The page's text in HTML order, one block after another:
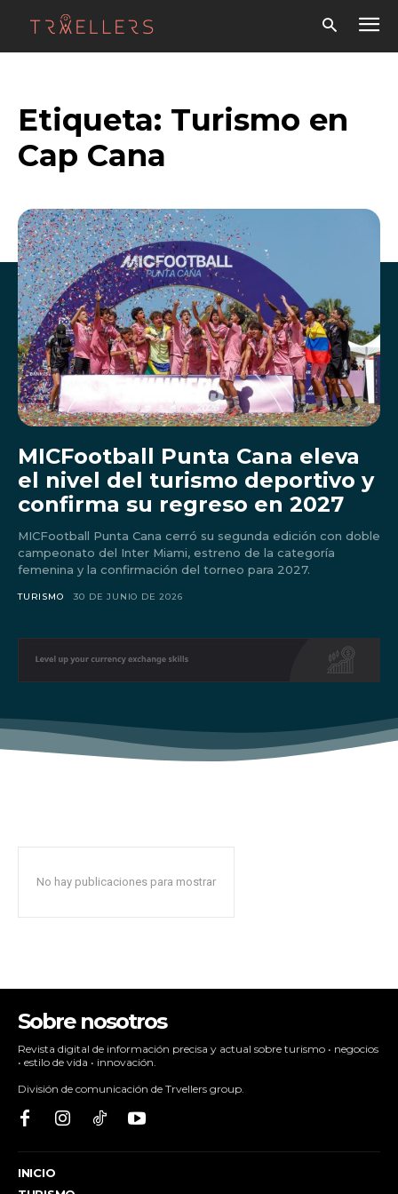
Don't miss
out!
Etiqueta: Turismo en
Cap Cana
MICFootball Punta Cana eleva
el nivel del turismo deportivo y
confirma su regreso en 2027
MICFootball Punta Cana cerró su segunda edición con doble
campeonato del Inter Miami, estreno de la categoría
femenina y la confirmación del torneo para 2027.
TURISMO 30 DE JUNIO DE 2026
No hay publicaciones para mostrar
Sobre nosotros
Revista digital de información precisa y actual sobre turismo • negocios
• estilo de vida • innovación.
División de comunicación de Trvellers group.
INICIO